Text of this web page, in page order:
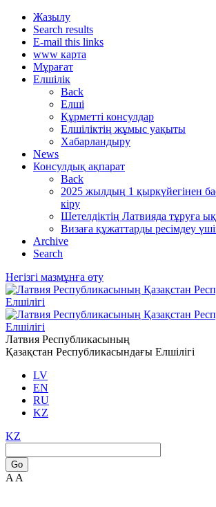
Жазылу
Search results
E-mail this links
www карта
Мұрағат
Елшілік
Back
Елші
Құрметті консулдар
Елшіліктің жұмыс уақыты
Хабарландыру
News
Консулдық ақпарат
Back
2025 жылдың 1 қыркүйегінен
кіру
Шетелдіктің Латвияда тұруға
Визаға құжаттарды ресімдеу
Archive
Search
Негізгі мазмұнға өту
Латвия Республикасының
Қазақстан Республикасындағы Елшілігі
LV
EN
RU
KZ
KZ
Go
A A